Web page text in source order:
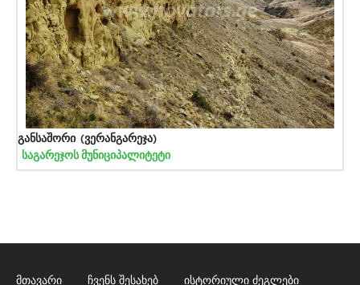
განსაშორი (ვერანგარეჯა)
საგარეჯოს მუნიციპალიტეტი
მთავარი ჩვენს შესახებ ისტორიული ძეგლები